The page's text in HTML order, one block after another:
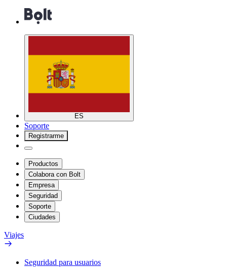
ES
Soporte
Registrarme
Productos
Colabora con Bolt
Empresa
Seguridad
Soporte
Ciudades
Viajes
Seguridad para usuarios